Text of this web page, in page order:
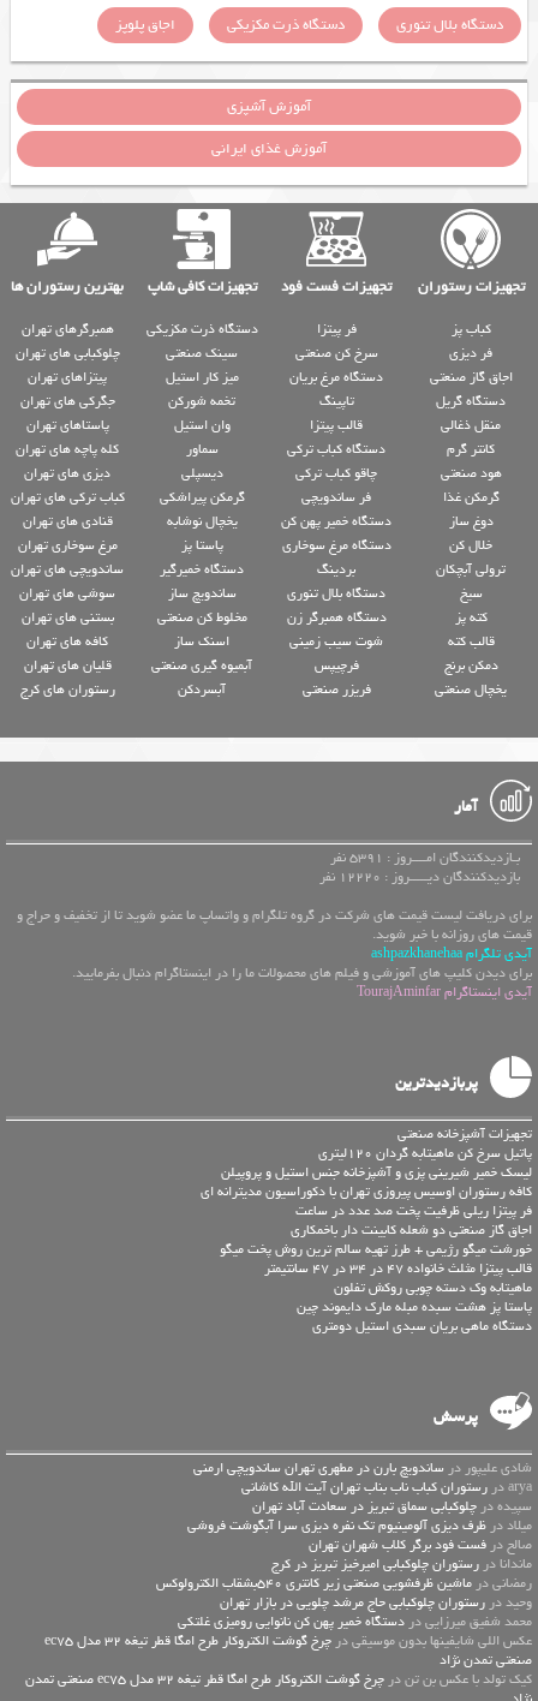
دستگاه بلال تنوری
دستگاه ذرت مکزیکی اجاق پلوپز
آموزش آشپزی
آموزش غذای ایرانی
تجهیزات رستوران تجهیزات فست فود تجهیزات کافی شاپ بهترین رستوران ها
کباب پز
فر دیزی
اجاق گاز صنعتی
دستگاه گریل
منقل ذغالی
کانتر گرم
هود صنعتی
گرمکن غذا
دوغ ساز
خلال کن
ترولی آبچکان
سیخ
کته پز
قالب کته
دمکن برنج
یخچال صنعتی
فر پیتزا
سرخ کن صنعتی
دستگاه مرغ بریان
تاپینگ
قالب پیتزا
دستگاه کباب ترکی
چاقو کباب ترکی
فر ساندویچی
دستگاه خمیر پهن کن
دستگاه مرغ سوخاری
بردینگ
دستگاه بلال تنوری
دستگاه همبرگر زن
شوت سیب زمینی
فرچیپس
فریزر صنعتی
دستگاه ذرت مکزیکی
سینک صنعتی
میز کار استیل
تخمه شورکن
وان استیل
سماور
دیسپلی
گرمکن پیراشکی
یخچال نوشابه
پاستا پز
دستگاه خمیرگیر
ساندویچ ساز
مخلوط کن صنعتی
اسنک ساز
آبمیوه گیری صنعتی
آبسردکن
همبرگرهای تهران
چلوکبابی های تهران
پیتزاهای تهران
جگرکی های تهران
پاستاهای تهران
کله پاچه های تهران
دیزی های تهران
کباب ترکی های تهران
قنادی های تهران
مرغ سوخاری تهران
ساندویچی های تهران
سوشی های تهران
بستنی های تهران
کافه های تهران
قلیان های تهران
رستوران های کرج
آمار
بـازدیدکنندگان امــــروز : 5391 نفر
بازدیدکنندگان دیـــــروز : 12220 نفر
برای دریافت لیست قیمت های شرکت در گروه تلگرام و واتساپ ما عضو شوید تا از تخفیف و حراج و
قیمت های روزانه با خبر شوید.
آیدی تلگرام ashpazkhanehaa
برای دیدن کلیپ های آموزشی و فیلم های محصولات ما را در اینستاگرام دنبال بفرمایید.
آیدی اینستاگرام TourajAminfar
پربازدیدترین
تجهیزات آشپزخانه صنعتی
پاتیل سرخ کن ماهیتابه گردان 120لیتری
لیسک خمیر شیرینی پزی و آشپزخانه جنس استیل و پروپیلن
کافه رستوران اوسیس پیروزی تهران با دکوراسیون مدیترانه ای
فر پیتزا ریلی ظرفیت پخت صد عدد در ساعت
اجاق گاز صنعتی دو شعله کابینت دار باخمکاری
خورشت میگو رژیمی + طرز تهیه سالم ترین روش پخت میگو
قالب پیتزا مثلث خانواده 47 در 34 در 47 سانتیمتر
ماهیتابه وک دسته چوبی روکش تفلون
پاستا پز هشت سبده مبله مارک دایموند چین
دستگاه ماهی بریان سبدی استیل دومتری
پرسش
شادی علیپور در ساندویچ بارن در مطهری تهران ساندویچی ارمنی
arya در
رستوران کباب ناب بناب تهران آیت الله کاشانی
سپیده در چلوکبابی سماق تبریز در سعادت آباد تهران
میلاد در ظرف دیزی آلومینیوم تک نفره دیزی سرا آبگوشت فروشی
صالح در فست فود برگر کلاب شهران تهران
ماندانا در رستوران چلوکبابی امیرخیز تبریز در کرج
رمضانی در ماشین ظرفشویی صنعتی زیر کانتری 540بشقاب الکترولوکس
وحید در رستوران چلوکبابی حاج مرشد چلویی در بازار تهران
محمد شفیق میرزایی در دستگاه خمیر پهن کن نانوایی رومیزی غلتکی
عكس اللي شايفينها بدون موسيقى در
چرخ گوشت الکتروکار طرح امگا قطر تیغه 32 مدل ec75
صنعتی تمدن نژاد
کیک تولد با عکس بن تن در
چرخ گوشت الکتروکار طرح امگا قطر تیغه 32 مدل ec75 صنعتی تمدن